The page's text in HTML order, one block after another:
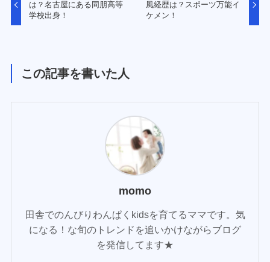
は？名古屋にある同朋高等
学校出身！
風経歴は？スポーツ万能イ
ケメン！
この記事を書いた人
momo
田舎でのんびりわんぱくkidsを育てるママです。気
になる！な旬のトレンドを追いかけながらブログ
を発信してます★